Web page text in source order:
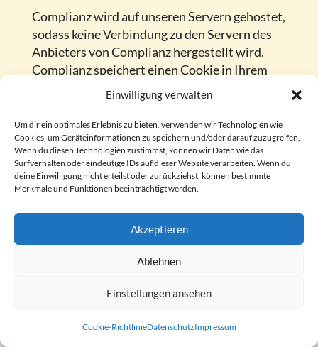
Einwilligung verwalten
Um dir ein optimales Erlebnis zu bieten, verwenden wir Technologien wie
Cookies, um Geräteinformationen zu speichern und/oder darauf zuzugreifen.
Wenn du diesen Technologien zustimmst, können wir Daten wie das
Surfverhalten oder eindeutige IDs auf dieser Website verarbeiten. Wenn du
deine Einwilligung nicht erteilst oder zurückziehst, können bestimmte
Merkmale und Funktionen beeinträchtigt werden.
Akzeptieren
Ablehnen
Einstellungen ansehen
Cookie-RichtlinieDatenschutzImpressum
Complianz wird auf unseren Servern gehostet,
sodass keine Verbindung zu den Servern des
Anbieters von Complianz hergestellt wird.
Complianz speichert einen Cookie in Ihrem
Browser, um Ihnen die erteilten
Einwilligungen bzw. deren Widerruf zuordnen
zu können. Die so erfassten Daten werden
gespeichert, bis Sie uns zur Löschung
auffordern, den Complianz-Cookie selbst
löschen oder der Zweck für die
Datenspeicherung entfällt. Zwingende
gesetzliche Aufbewahrungspflichten bleiben
Der Einsatz von Complianz erfolgt, um die
für den Einsatz von Cookies einzuholen.